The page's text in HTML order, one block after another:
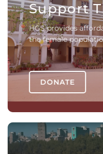
Support
HGS provides
the female
DONATE